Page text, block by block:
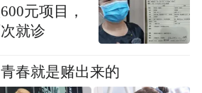
元项目，
就诊
春就是赌出来的